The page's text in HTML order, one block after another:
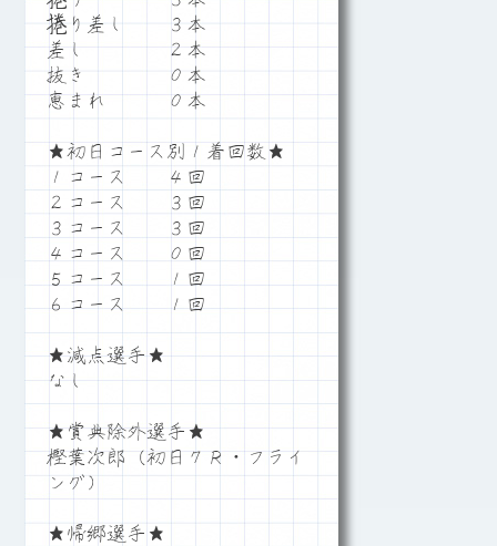
捲り差し ３本
差し ２本
抜き ０本
恵まれ ０本
★初日コース別１着回数★
１コース ４回
２コース ３回
３コース ３回
４コース ０回
５コース １回
６コース １回
★減点選手★
なし
★賞典除外選手★
樫葉次郎（初日７Ｒ・フライ
ング）
★帰郷選手★